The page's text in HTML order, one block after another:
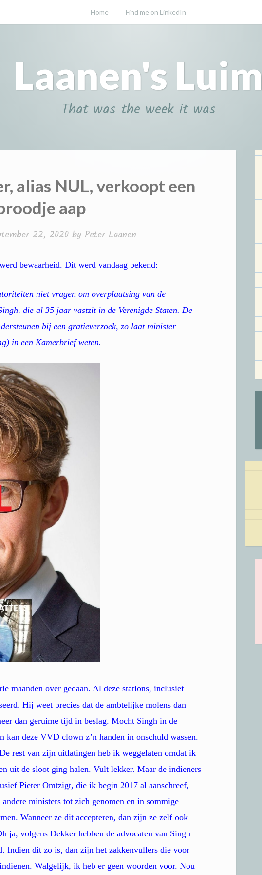
Home Find me on LinkedIn
Laanen's Luim
That was the week it was
alias NUL, verkoopt een
aap
22, 2020by Peter Laanen
bewaarheid. Dit werd vandaag bekend:
niet vragen om overplaatsing van de
die al 35 jaar vastzit in de Verenigde Staten. De
bij een gratieverzoek, zo laat minister
in een Kamerbrief weten.
maanden over gedaan. Al deze stations, inclusief
Hij weet precies dat de ambtelijke molens dan
dan geruime tijd in beslag. Mocht Singh in de
kan deze VVD clown z’n handen in onschuld wassen.
rest van zijn uitlatingen heb ik weggelaten omdat ik
uit de sloot ging halen. Vult lekker. Maar de indieners
Pieter Omtzigt, die ik begin 2017 al aanschreef,
ministers tot zich genomen en in sommige
Wanneer ze dit accepteren, dan zijn ze zelf ook
ja, volgens Dekker hebben de advocaten van Singh
Indien dit zo is, dan zijn het zakkenvullers die voor
Walgelijk, ik heb er geen woorden voor. Nou